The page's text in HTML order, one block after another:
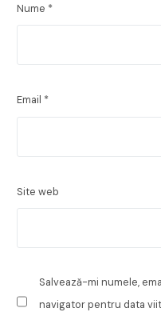
Nume *
Email *
Site web
Salvează-mi numele,
navigator pentru data